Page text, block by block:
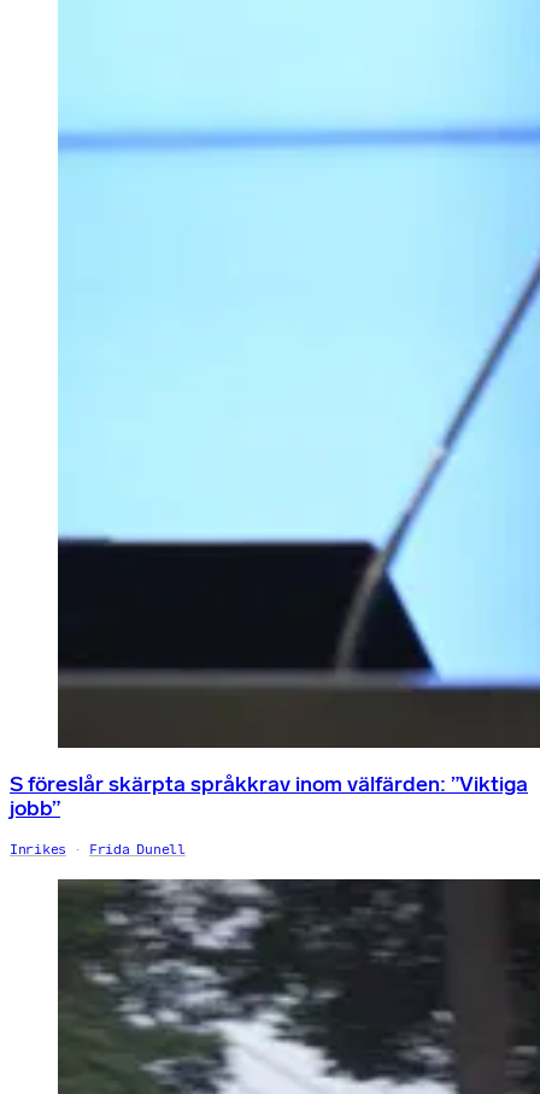
S föreslår skärpta språkkrav inom välfärden: ”Viktiga
jobb”
Inrikes Frida Dunell